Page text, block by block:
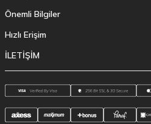
Önemli Bilgiler
Hızlı Erişim
İLETİŞİM